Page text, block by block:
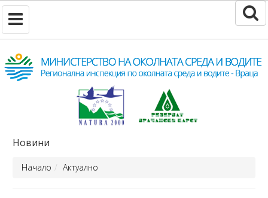
Новини
Начало Актуално